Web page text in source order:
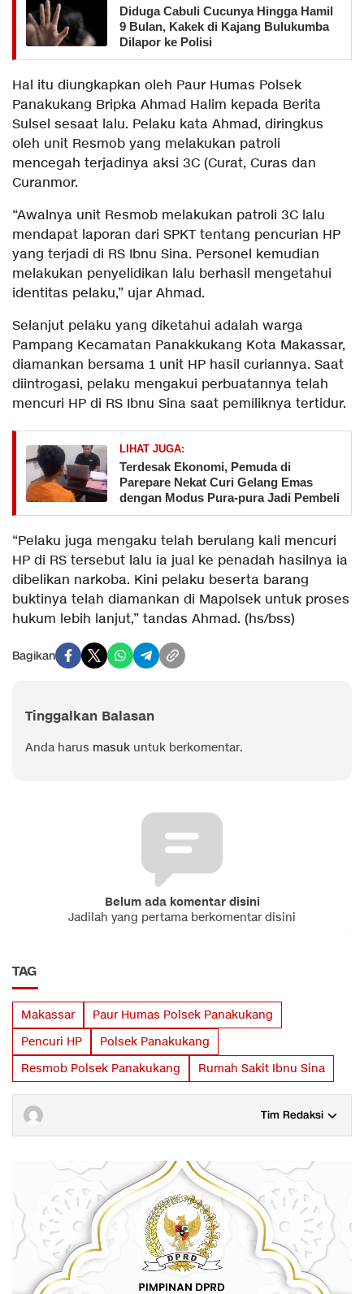
Diduga Cabuli Cucunya Hingga Hamil
9 Bulan, Kakek di Kajang Bulukumba
Dilapor ke Polisi
Hal itu diungkapkan oleh Paur Humas Polsek
Panakukang Bripka Ahmad Halim kepada Berita
Sulsel sesaat lalu. Pelaku kata Ahmad, diringkus
oleh unit Resmob yang melakukan patroli
mencegah terjadinya aksi 3C (Curat, Curas dan
Curanmor.
“Awalnya unit Resmob melakukan patroli 3C lalu
mendapat laporan dari SPKT tentang pencurian HP
yang terjadi di RS Ibnu Sina. Personel kemudian
melakukan penyelidikan lalu berhasil mengetahui
identitas pelaku,” ujar Ahmad.
Selanjut pelaku yang diketahui adalah warga
Pampang Kecamatan Panakkukang Kota Makassar,
diamankan bersama 1 unit HP hasil curiannya. Saat
diintrogasi, pelaku mengakui perbuatannya telah
mencuri HP di RS Ibnu Sina saat pemiliknya tertidur.
LIHAT JUGA:
Terdesak Ekonomi, Pemuda di
Parepare Nekat Curi Gelang Emas
dengan Modus Pura-pura Jadi Pembeli
“Pelaku juga mengaku telah berulang kali mencuri
HP di RS tersebut lalu ia jual ke penadah hasilnya ia
dibelikan narkoba. Kini pelaku beserta barang
buktinya telah diamankan di Mapolsek untuk proses
hukum lebih lanjut,” tandas Ahmad. (hs/bss)
Bagikan
Tinggalkan Balasan
Anda harus masuk untuk berkomentar.
Belum ada komentar disini
Jadilah yang pertama berkomentar disini
TAG
Makassar
Paur Humas Polsek Panakukang
Pencuri HP
Polsek Panakukang
Resmob Polsek Panakukang
Rumah Sakit Ibnu Sina
Tim Redaksi